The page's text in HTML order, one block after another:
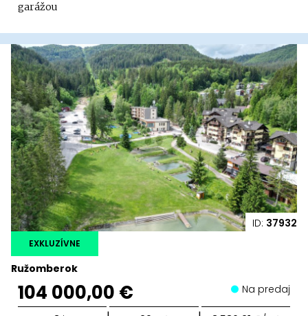
garážou
ID: 37932
Ružomberok
EXKLUZÍVNE
104 000,00 € Na predaj